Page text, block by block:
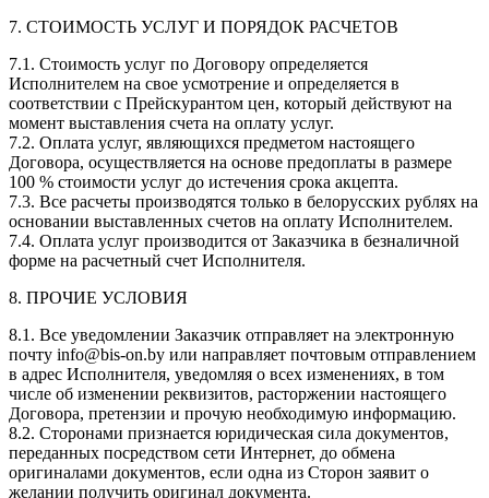
7. СТОИМОСТЬ УСЛУГ И ПОРЯДОК РАСЧЕТОВ
7.1. Стоимость услуг по Договору определяется
Исполнителем на свое усмотрение и определяется в
соответствии с Прейскурантом цен, который действуют на
момент выставления счета на оплату услуг.
7.2. Оплата услуг, являющихся предметом настоящего
Договора, осуществляется на основе предоплаты в размере
100 % стоимости услуг до истечения срока акцепта.
7.3. Все расчеты производятся только в белорусских рублях на
основании выставленных счетов на оплату Исполнителем.
7.4. Оплата услуг производится от Заказчика в безналичной
форме на расчетный счет Исполнителя.
8. ПРОЧИЕ УСЛОВИЯ
8.1. Все уведомлении Заказчик отправляет на электронную
почту info@bis-on.by или направляет почтовым отправлением
в адрес Исполнителя, уведомляя о всех изменениях, в том
числе об изменении реквизитов, расторжении настоящего
Договора, претензии и прочую необходимую информацию.
8.2. Сторонами признается юридическая сила документов,
переданных посредством сети Интернет, до обмена
оригиналами документов, если одна из Сторон заявит о
желании получить оригинал документа.